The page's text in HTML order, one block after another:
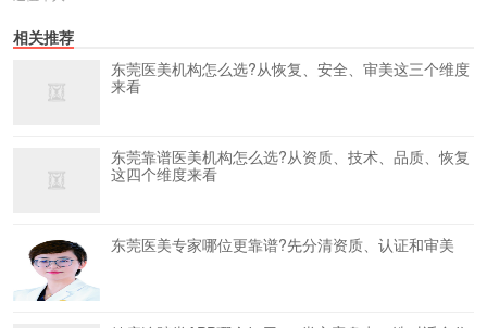
相关推荐
东莞医美机构怎么选?从恢复、安全、审美这三个维度
来看
东莞靠谱医美机构怎么选?从资质、技术、品质、恢复
这四个维度来看
东莞医美专家哪位更靠谱?先分清资质、认证和审美